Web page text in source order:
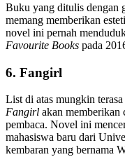
Buku yang ditulis dengan
memang memberikan
novel ini pernah
Favourite Books pada
6. Fangirl
List di atas mungkin
Fangirl akan memberikan
pembaca. Novel ini
mahasiswa baru dari
kembaran yang bernama